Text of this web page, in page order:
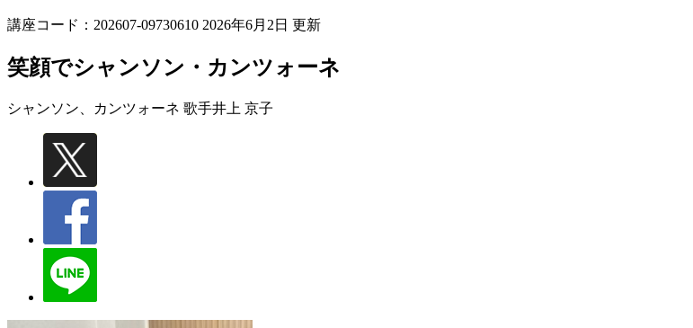
講座コード：202607-09730610 2026年6月2日 更新
笑顔でシャンソン・カンツォーネ
シャンソン、カンツォーネ 歌手井上 京子